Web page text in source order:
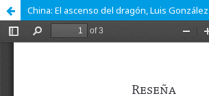
China: El ascenso del dragón, Luis González